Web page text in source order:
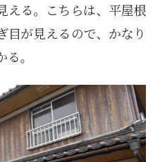
える。こちらは、平屋根
目が見えるので、かなり
。